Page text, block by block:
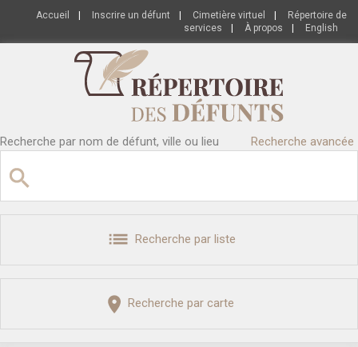
Accueil Inscrire un défunt Cimetière virtuel
Répertoire de
services
À propos English
Recherche par nom de défunt, ville ou lieu Recherche avancée
Recherche par liste
Recherche par carte